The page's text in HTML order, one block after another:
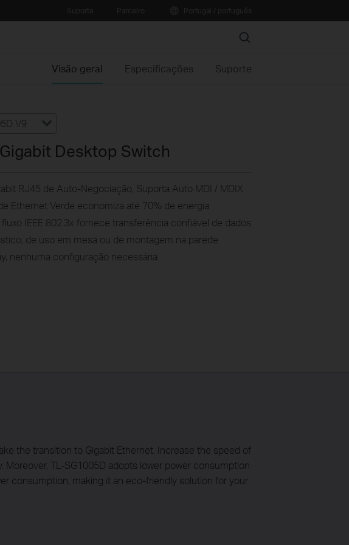
Search
Visão geral Especificações Suporte
V9
Desktop Switch
RJ45 de Auto-Negociação, Suporta Auto MDI / MDIX
Ethernet Verde economiza até 70% de energia
IEEE 802.3x fornece transferência confiável de dados
de uso em mesa ou de montagem na parede
nenhuma configuração necessária.
the transition to Gigabit Ethernet. Increase the speed of
TL-SG1005D adopts lower power consumption
consumption, making it an eco-friendly solution for your